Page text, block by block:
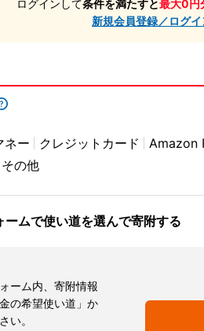
ログインして条件を満たすと最大0円
新規会員登録／ログイ
ネー クレジットカード Amazon
その他
ームで使い道を選んで寄附する
ーム内、寄附情報
の希望使い道」か
い。